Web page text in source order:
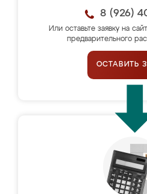
8 (926)
Или оставьте заявку на
предварительного
ОСТАВИТЬ